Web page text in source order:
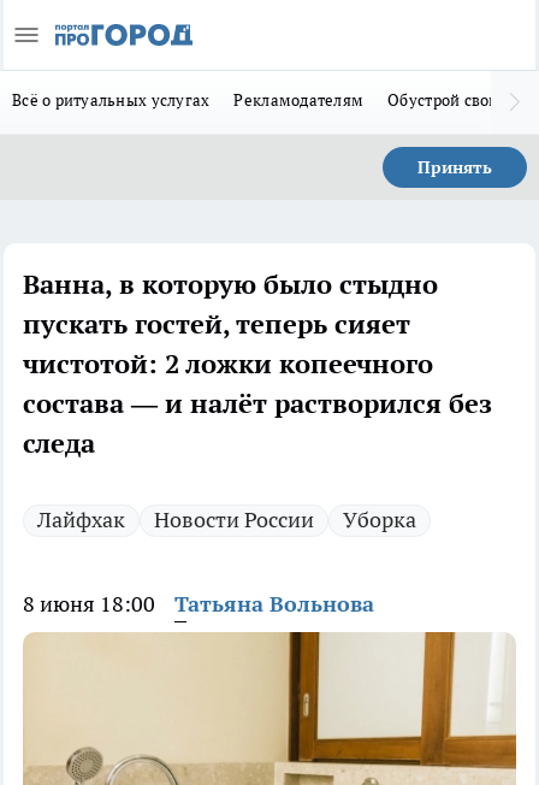
Всё о ритуальных услугах Рекламодателям Обустрой свой дом
Принять
Ванна, в которую было стыдно
пускать гостей, теперь сияет
чистотой: 2 ложки копеечного
состава — и налёт растворился без
следа
Лайфхак Новости России Уборка
8 июня 18:00 Татьяна Вольнова